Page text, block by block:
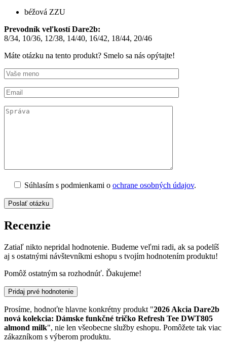
béžová ZZU
Prevodník veľkostí Dare2b:
8/34, 10/36, 12/38, 14/40, 16/42, 18/44, 20/46
Máte otázku na tento produkt? Smelo sa nás opýtajte!
Súhlasím s podmienkami o ochrane osobných údajov.
Recenzie
Zatiaľ nikto nepridal hodnotenie. Budeme veľmi radi, ak sa podelíš
aj s ostatnými návštevníkmi eshopu s tvojím hodnotením produktu!
Pomôž ostatným sa rozhodnúť. Ďakujeme!
Pridaj prvé hodnotenie
Prosíme, hodnoťte hlavne konkrétny produkt "2026 Akcia Dare2b
nová kolekcia: Dámske funkčné tričko Refresh Tee DWT805
almond milk", nie len všeobecne služby eshopu. Pomôžete tak viac
zákazníkom s výberom produktu.